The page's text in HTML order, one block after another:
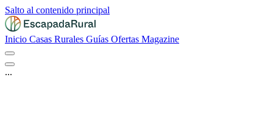
Salto al contenido principal
Inicio Casas Rurales Guías Ofertas Magazine
...